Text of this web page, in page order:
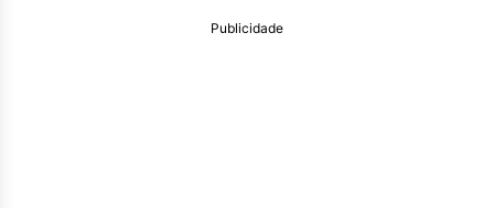
Publicidade